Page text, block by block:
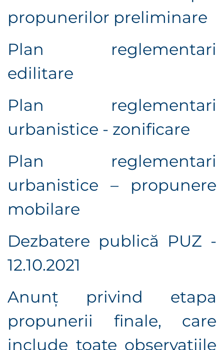
propunerilor preliminare
Plan reglementari
edilitare
Plan reglementari
urbanistice - zonificare
Plan reglementari
urbanistice – propunere
mobilare
Dezbatere publică PUZ -
12.10.2021
Anunț privind etapa
propunerii finale, care
include toate observaţiile